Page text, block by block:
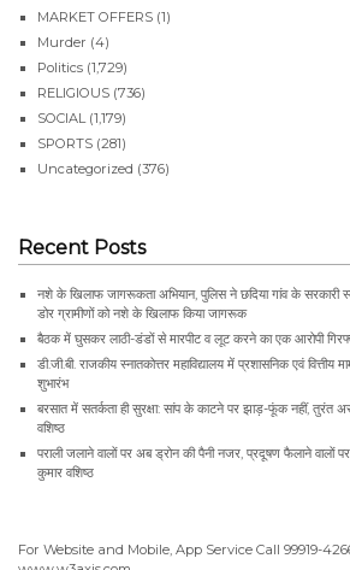
MARKET OFFERS (1)
Murder (4)
Politics (1,729)
RELIGIOUS (736)
SOCIAL (1,179)
SPORTS (281)
Uncategorized (376)
Recent Posts
नशे के खिलाफ जागरूकता अभियान, पुलिस ने छदिया गांव के सरकारी
डोर ग्रामीणों को नशे के खिलाफ किया जागरूक
बैठक में घुसकर लाठी-डंडों से मारपीट व लूट करने का एक आरोपी
डी.जी.बी. राजकीय स्नातकोत्तर महाविद्यालय में प्रशासनिक एवं वित्तीय
शुभारंभ
बरसात में सतर्कता ही सुरक्षा: सांप के काटने पर झाड़-फूंक नहीं, तुरंत
वशिष्ठ
पराली जलाने वालों पर अब ड्रोन की पैनी नजर, प्रदूषण फैलाने वालों पर
कुमार वशिष्ठ
For Website and Mobile, App Service Call 99919-